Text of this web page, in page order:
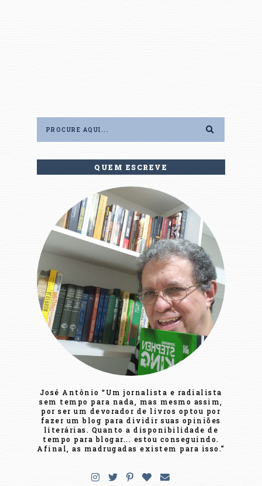
QUEM ESCREVE
José Antônio “Um jornalista e radialista
sem tempo para nada, mas mesmo assim,
por ser um devorador de livros optou por
fazer um blog para dividir suas opiniões
literárias. Quanto a disponibilidade de
tempo para blogar... estou conseguindo.
Afinal, as madrugadas existem para isso.”